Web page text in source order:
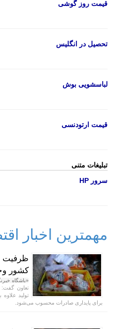
قیمت روز گوشی
تحصیل در انگلیس
لباسشویی بوش
قیمت ارتودنسی
تبلیغات متنی
سرور HP
مهمترین اخبار
کشور
«باشگاه
تعاون
تولید
برای پایداری صادرات محسوب می‌شود.